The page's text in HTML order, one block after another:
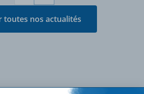
toutes nos actualités